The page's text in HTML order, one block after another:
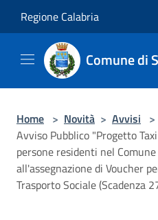
Regione Calabria
Comune di
Home > Novità > Avvisi >
Avviso Pubblico "Progetto
persone residenti nel
all'assegnazione di Voucher
Trasporto Sociale (Scadenza